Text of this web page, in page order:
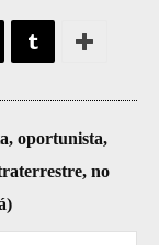
oportunista,
no